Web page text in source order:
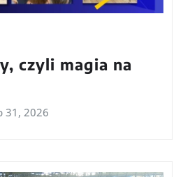
czyli magia na
31, 2026